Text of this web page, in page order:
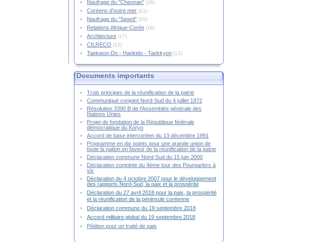
Naufrage du "Cheonan" (26)
Coréens d'outre mer (21)
Naufrage du "Sewol" (20)
Relations Afrique-Corée (18)
Architecture (17)
CILRECO (12)
Taekwon-Do - Hapkido - Taekkyon (12)
Documents importants
Trois principes de la réunification de la patrie
Communiqué conjoint Nord-Sud du 4 juillet 1972
Résolution 3390 B de l'Assemblée générale des
Nations Unies
Projet de fondation de la République fédérale
démocratique du Koryo
Accord de base intercoréen du 13 décembre 1991
Programme en dix points pour une grande union de
toute la nation en faveur de la réunification de la patrie
Déclaration commune Nord-Sud du 15 juin 2000
Déclaration conjointe du 4ème tour des Pourparlers à
six
Déclaration du 4 octobre 2007 pour le développement
des rapports Nord-Sud, la paix et la prospérité
Déclaration du 27 avril 2018 pour la paix, la prospérité
et la réunification de la péninsule coréenne
Déclaration commune du 19 septembre 2018
Accord militaire global du 19 septembre 2018
Pétition pour un traité de paix